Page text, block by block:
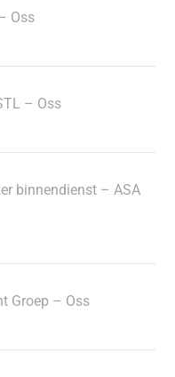
Oss
– Oss
binnendienst – ASA
Groep – Oss